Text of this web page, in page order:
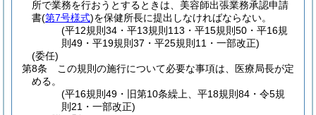
所で業務を行おうとするときは、美容師出張業務承認申請
書(第7号様式)を保健所長に提出しなければならない。
(平12規則34・平13規則113・平15規則50・平16規
則49・平19規則37・平25規則11・一部改正)
(委任)
第8条
この規則の施行について必要な事項は、医療局長が定
める。
(平16規則49・旧第10条繰上、平18規則84・令5規
則21・一部改正)